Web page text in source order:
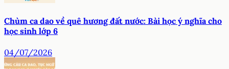
Chùm ca dao về quê hương đất nước: Bài học ý nghĩa cho
học sinh lớp 6
04/07/2026